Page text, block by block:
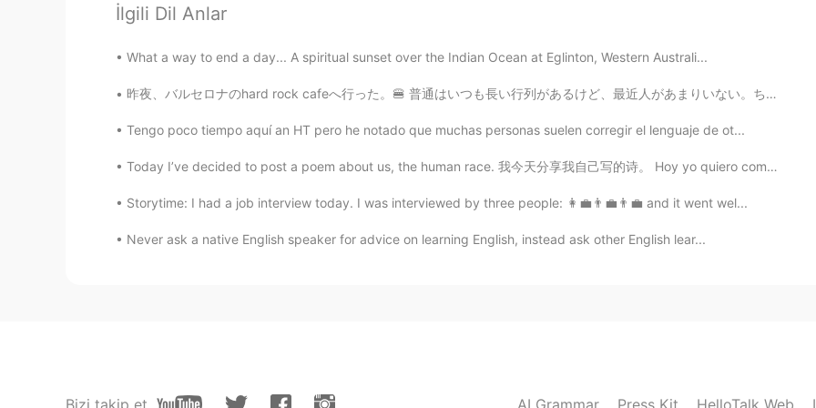
İlgili Dil Anlar
What a way to end a day... A spiritual sunset over the Indian Ocean at Eglinton, Western Australi...
昨夜、バルセロナのhard rock cafeへ行った。🍔 普通はいつも長い行列があるけど、最近人があまりいない。ちょっとラッキーだった。 さすがhard rock cafe！カクテルはオリジナ...
Tengo poco tiempo aquí an HT pero he notado que muchas personas suelen corregir el lenguaje de ot...
Today I’ve decided to post a poem about us, the human race. 我今天分享我自己写的诗。 Hoy yo quiero compart...
Storytime: I had a job interview today. I was interviewed by three people: 👩💼👨💼👨💼 and it went wel...
Never ask a native English speaker for advice on learning English, instead ask other English lear...
Bizi takip et AI Grammar Press Kit HelloTalk Web